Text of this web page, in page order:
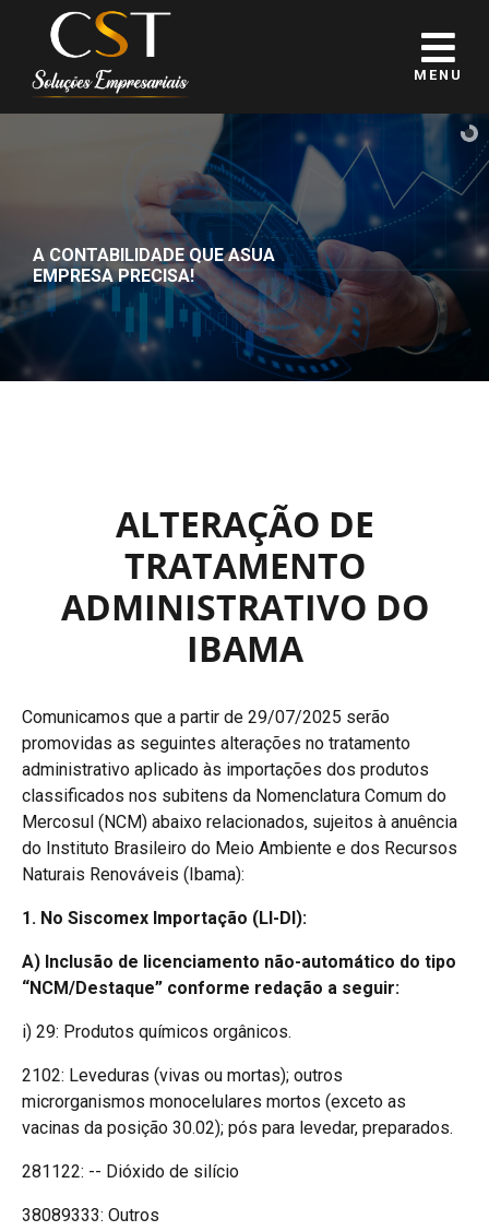
MENU
A CONTABILIDADE QUE ASUA
EMPRESA PRECISA!
ALTERAÇÃO DE
TRATAMENTO
ADMINISTRATIVO DO
IBAMA
Comunicamos que a partir de 29/07/2025 serão
promovidas as seguintes alterações no tratamento
administrativo aplicado às importações dos produtos
classificados nos subitens da Nomenclatura Comum do
Mercosul (NCM) abaixo relacionados, sujeitos à anuência
do Instituto Brasileiro do Meio Ambiente e dos Recursos
Naturais Renováveis (Ibama):
1. No Siscomex Importação (LI-DI):
A) Inclusão de licenciamento não-automático do tipo
“NCM/Destaque” conforme redação a seguir:
i) 29: Produtos químicos orgânicos.
2102: Leveduras (vivas ou mortas); outros
microrganismos monocelulares mortos (exceto as
vacinas da posição 30.02); pós para levedar, preparados.
281122: -- Dióxido de silício
38089333: Outros